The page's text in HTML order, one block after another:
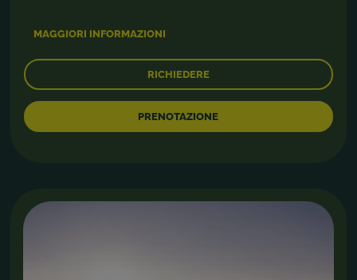
MAGGIORI INFORMAZIONI
RICHIEDERE
PRENOTAZIONE